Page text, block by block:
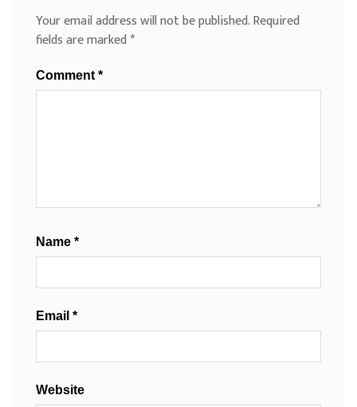
Your email address will not be published.Required
fields are marked*
Comment *
Name *
Email *
Website